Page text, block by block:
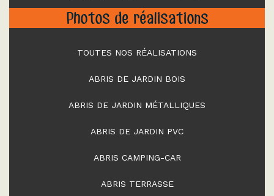
Photos de réalisations
TOUTES NOS RÉALISATIONS
ABRIS DE JARDIN BOIS
ABRIS DE JARDIN MÉTALLIQUES
ABRIS DE JARDIN PVC
ABRIS CAMPING-CAR
ABRIS TERRASSE